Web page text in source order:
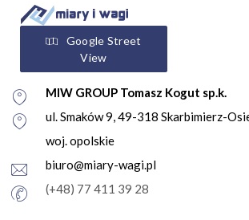
Google Street
View
MIW GROUP Tomasz Kogut sp.k.
ul. Smaków 9, 49-318 Skarbimierz-
woj. opolskie
biuro@miary-wagi.pl
(+48) 77 411 39 28